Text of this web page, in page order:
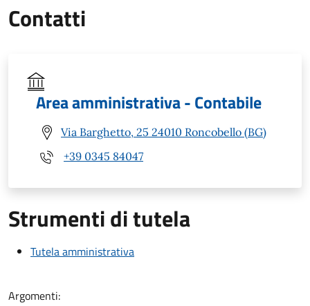
Contatti
Area amministrativa - Contabile
Via Barghetto, 25 24010 Roncobello (BG)
+39 0345 84047
Strumenti di tutela
Tutela amministrativa
Argomenti: